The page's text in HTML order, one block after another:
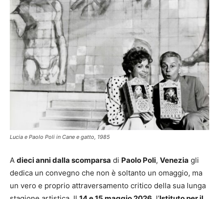
Lucia e Paolo Poli in Cane e gatto, 1985
A dieci anni dalla scomparsa di Paolo Poli, Venezia gli
dedica un convegno che non è soltanto un omaggio, ma
un vero e proprio attraversamento critico della sua lunga